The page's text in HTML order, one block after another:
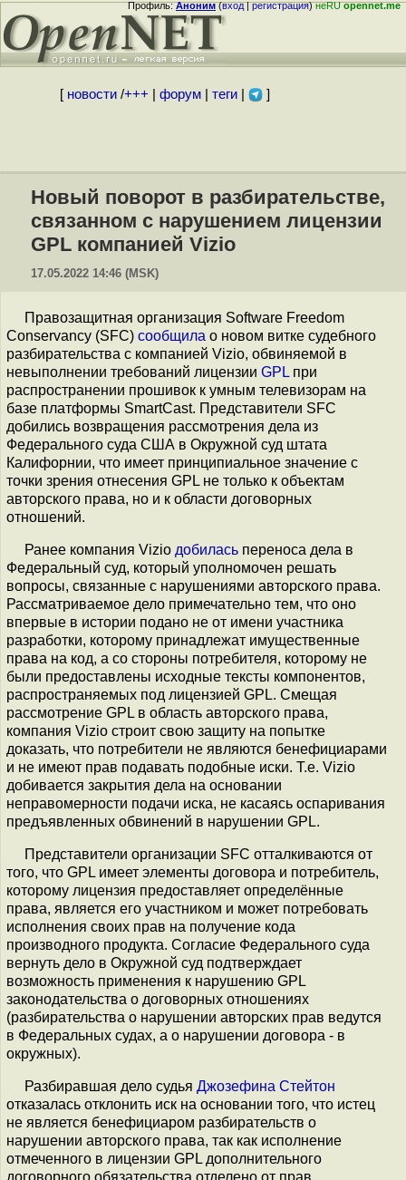
Профиль:Аноним(вход|регистрация)неRUopennet.me
[ новости/+++ форум| теги| ]
Новый поворот в разбирательстве,
связанном с нарушением лицензии
GPL компанией Vizio
17.05.2022 14:46 (MSK)
Правозащитная организация Software Freedom
Conservancy (SFC) сообщила о новом витке судебного
разбирательства с компанией Vizio, обвиняемой в
невыполнении требований лицензии GPL при
распространении прошивок к умным телевизорам на
базе платформы SmartCast. Представители SFC
добились возвращения рассмотрения дела из
Федерального суда США в Окружной суд штата
Калифорнии, что имеет принципиальное значение с
точки зрения отнесения GPL не только к объектам
авторского права, но и к области договорных
отношений.
Ранее компания Vizio добилась переноса дела в
Федеральный суд, который уполномочен решать
вопросы, связанные с нарушениями авторского права.
Рассматриваемое дело примечательно тем, что оно
впервые в истории подано не от имени участника
разработки, которому принадлежат имущественные
права на код, а со стороны потребителя, которому не
были предоставлены исходные тексты компонентов,
распространяемых под лицензией GPL. Смещая
рассмотрение GPL в область авторского права,
компания Vizio строит свою защиту на попытке
доказать, что потребители не являются бенефициарами
и не имеют прав подавать подобные иски. Т.е. Vizio
добивается закрытия дела на основании
неправомерности подачи иска, не касаясь оспаривания
предъявленных обвинений в нарушении GPL.
Представители организации SFC отталкиваются от
того, что GPL имеет элементы договора и потребитель,
которому лицензия предоставляет определённые
права, является его участником и может потребовать
исполнения своих прав на получение кода
производного продукта. Согласие Федерального суда
вернуть дело в Окружной суд подтверждает
возможность применения к нарушению GPL
законодательства о договорных отношениях
(разбирательства о нарушении авторских прав ведутся
в Федеральных судах, а о нарушении договора - в
окружных).
Разбиравшая дело судья Джозефина Стейтон
отказалась отклонить иск на основании того, что истец
не является бенефициаром разбирательств о
нарушении авторского права, так как исполнение
отмеченного в лицензии GPL дополнительного
договорного обязательства отделено от прав,